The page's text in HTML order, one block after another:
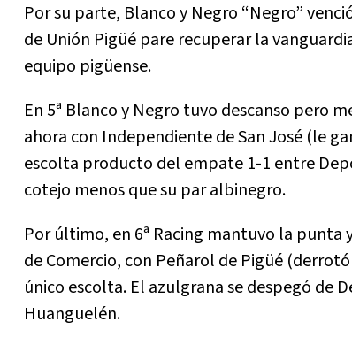
Por su parte, Blanco y Negro “Negro”
de Unión Pigüé pare recuperar la
equipo pigüense.
En 5ª Blanco y Negro tuvo descanso pero
ahora con Independiente de San José (le
escolta producto del empate 1-1 entre
cotejo menos que su par albinegro.
Por último, en 6ª Racing mantuvo la
de Comercio, con Peñarol de Pigüé
único escolta. El azulgrana se despegó de
Huanguelén.